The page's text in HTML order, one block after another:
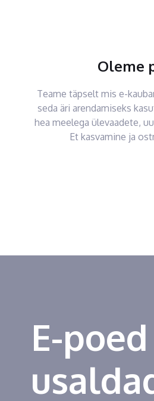
Oleme
Teame täpselt mis e-
seda äri arendamiseks
hea meelega ülevaadete,
Et kasvamine ja
E-